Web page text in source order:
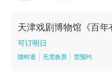
天津戏剧博物馆《百
可订明日
随时退 无需换票 需预约